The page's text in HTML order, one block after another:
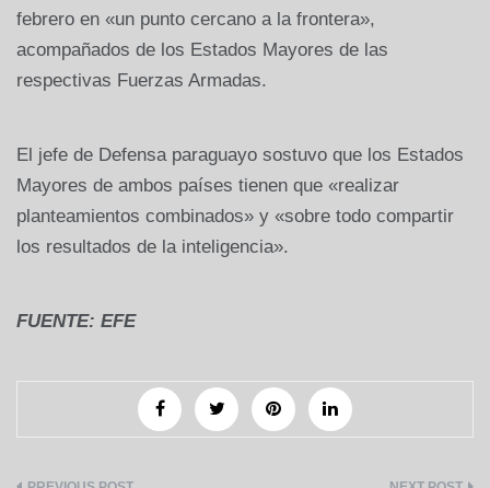
febrero en «un punto cercano a la frontera»,
acompañados de los Estados Mayores de las
respectivas Fuerzas Armadas.
El jefe de Defensa paraguayo sostuvo que los Estados
Mayores de ambos países tienen que «realizar
planteamientos combinados» y «sobre todo compartir
los resultados de la inteligencia».
FUENTE: EFE